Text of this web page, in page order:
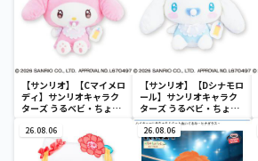
【サンリオ】【Cマイメロ
ディ】サンリオキャラク
ターズ うるベビ・ちょい
【サンリオ】【Dシナモロ
ール】サンリオキャラク
ターズ うるベビ・ちょい
デカドール
26.08.06 26.08.06